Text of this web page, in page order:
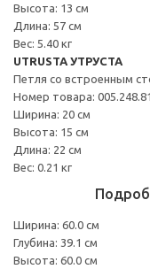
Высота: 13 см
Длина: 57 см
Вес: 5.40 кг
UTRUSTA УТРУСТА
Петля со встроенным
Номер товара: 005.248.81
Ширина: 20 см
Высота: 15 см
Длина: 22 см
Вес: 0.21 кг
Ширина: 60.0 см
Глубина: 39.1 см
Высота: 60.0 см